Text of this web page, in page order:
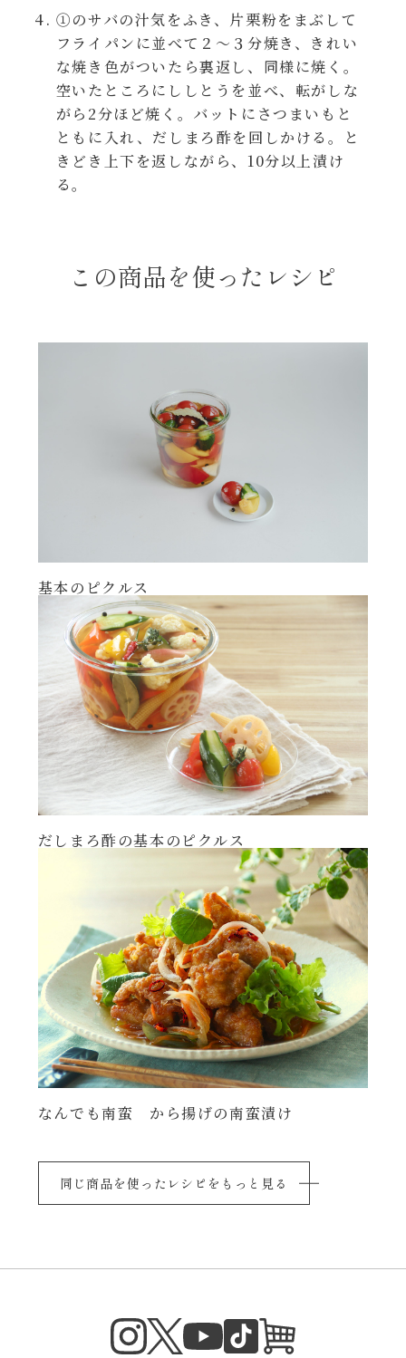
ハロウィン
運動会
クリスマス
年末年始
①のサバの汁気をふき、片栗粉をまぶして
フライパンに並べて２～３分焼き、きれい
な焼き色がついたら裏返し、同様に焼く。
空いたところにししとうを並べ、転がしな
がら2分ほど焼く。バットにさつまいもと
ともに入れ、だしまろ酢を回しかける。と
きどき上下を返しながら、10分以上漬け
る。
この商品を使ったレシピ
基本のピクルス
だしまろ酢の基本のピクルス
なんでも南蛮 から揚げの南蛮漬け
同じ商品を使ったレシピをもっと見る
Instagram
TwitterYouTube
TikTok